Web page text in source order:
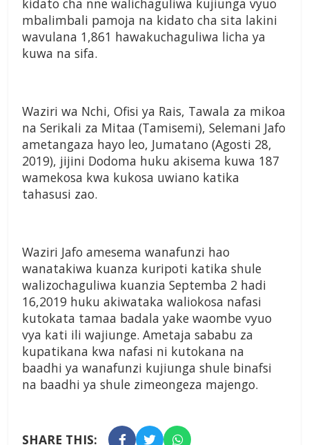
kidato cha nne walichaguliwa kujiunga vyuo
mbalimbali pamoja na kidato cha sita lakini
wavulana 1,861 hawakuchaguliwa licha ya
kuwa na sifa.
Waziri wa Nchi, Ofisi ya Rais, Tawala za mikoa
na Serikali za Mitaa (Tamisemi), Selemani Jafo
ametangaza hayo leo, Jumatano (Agosti 28,
2019), jijini Dodoma huku akisema kuwa 187
wamekosa kwa kukosa uwiano katika
tahasusi zao.
Waziri Jafo amesema wanafunzi hao
wanatakiwa kuanza kuripoti katika shule
walizochaguliwa kuanzia Septemba 2 hadi
16,2019 huku akiwataka waliokosa nafasi
kutokata tamaa badala yake waombe vyuo
vya kati ili wajiunge. Ametaja sababu za
kupatikana kwa nafasi ni kutokana na
baadhi ya wanafunzi kujiunga shule binafsi
na baadhi ya shule zimeongeza majengo.
SHARE THIS: